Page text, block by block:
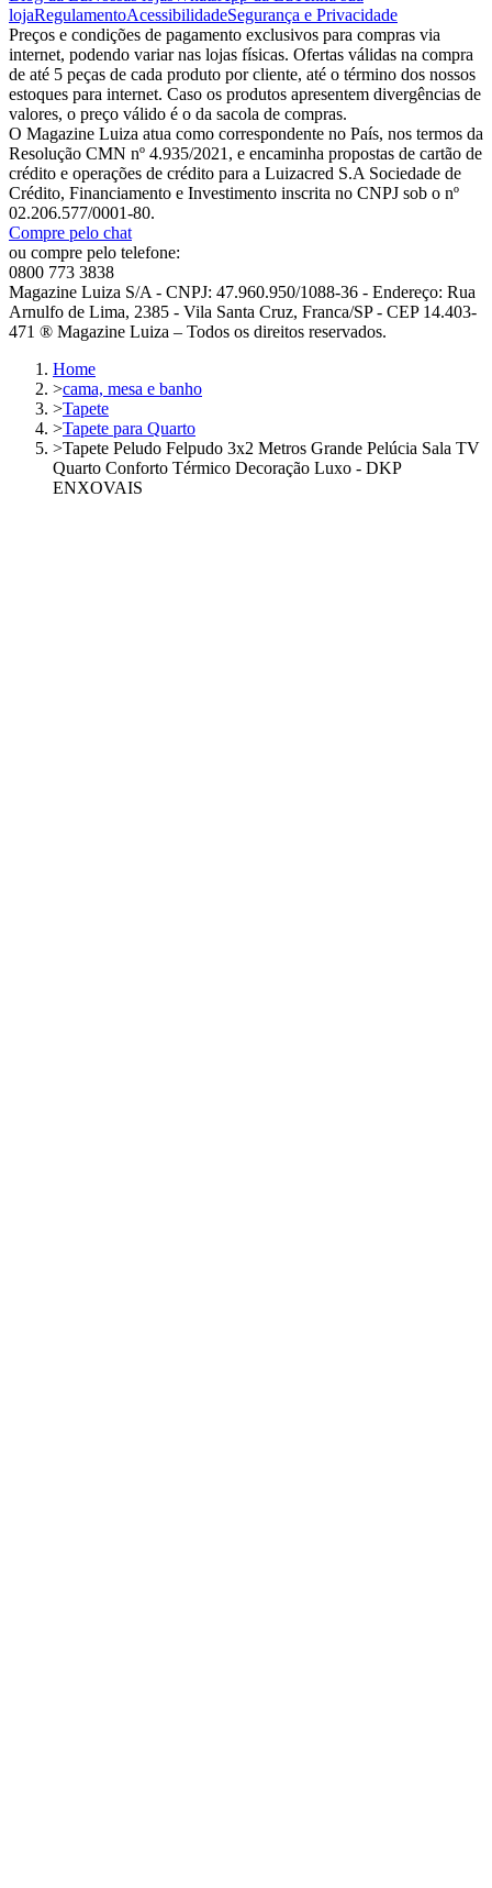
lojaRegulamentoAcessibilidadeSegurança e Privacidade
Preços e condições de pagamento exclusivos para compras via
internet, podendo variar nas lojas físicas. Ofertas válidas na compra
de até 5 peças de cada produto por cliente, até o término dos nossos
estoques para internet. Caso os produtos apresentem divergências de
valores, o preço válido é o da sacola de compras.
O Magazine Luiza atua como correspondente no País, nos termos da
Resolução CMN nº 4.935/2021, e encaminha propostas de cartão de
crédito e operações de crédito para a Luizacred S.A Sociedade de
Crédito, Financiamento e Investimento inscrita no CNPJ sob o nº
02.206.577/0001-80.
Compre pelo chat
ou compre pelo telefone:
0800 773 3838
Magazine Luiza S/A - CNPJ: 47.960.950/1088-36 - Endereço: Rua
Arnulfo de Lima, 2385 - Vila Santa Cruz, Franca/SP - CEP 14.403-
471 ® Magazine Luiza – Todos os direitos reservados.
Home
>cama, mesa e banho
>Tapete
>Tapete para Quarto
>Tapete Peludo Felpudo 3x2 Metros Grande Pelúcia Sala TV
Quarto Conforto Térmico Decoração Luxo - DKP
ENXOVAIS